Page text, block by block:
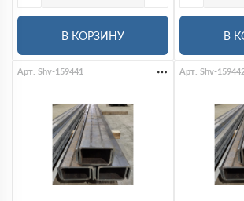
В КОРЗИНУ В
Арт. Shv-159441 Арт. Shv-